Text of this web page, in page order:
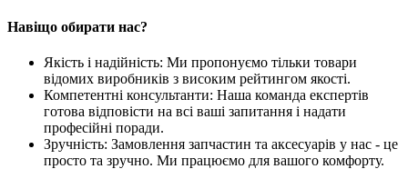
Навіщо обирати нас?
Якість і надійність: Ми пропонуємо тільки товари
відомих виробників з високим рейтингом якості.
Компетентні консультанти: Наша команда експертів
готова відповісти на всі ваші запитання і надати
професійні поради.
Зручність: Замовлення запчастин та аксесуарів у нас - це
просто та зручно. Ми працюємо для вашого комфорту.